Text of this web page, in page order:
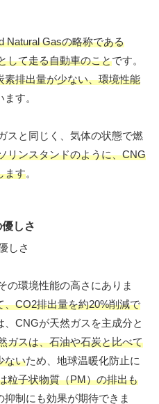
Natural Gasの略称である
して走る自動車のことです。
素排出量が少ない、環境性能
す。
スと同じく、気体の状態で燃
リンスタンドのように、CNG
ます。
しさ
の環境性能の高さにありま
CO2排出量を約20%削減で
、CNGが天然ガスを主成分と
ガスは、石油や石炭と比べて
ないため、地球温暖化防止に
粒子状物質（PM）の排出も
抑制にも効果が期待できま